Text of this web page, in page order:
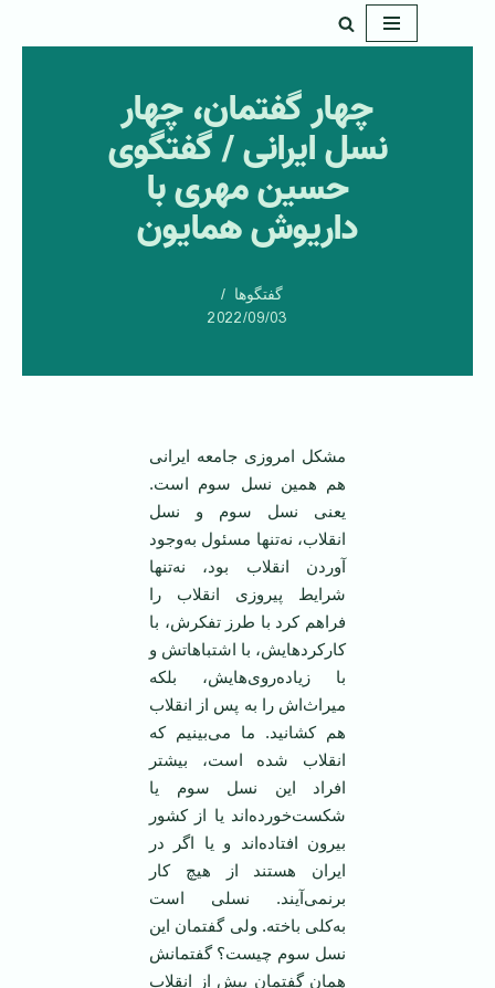
چهار گفتمان، چهار
نسل ایرانی / گفتگوی
حسین مهری با
داریوش همایون
گفتگوها
2022/09/03
مشکل امروزی جامعه ایرانی
هم همین نسل سوم است.
یعنی نسل سوم و نسل
انقلاب، نه‌تنها مسئول به‌وجود
آوردن انقلاب بود، نه‌تنها
شرایط پیروزی انقلاب را
فراهم کرد با طرز تفکرش، با
کارکرد‌هایش، با اشتباهاتش و
با زیاده‌روی‌هایش، بلکه
میراث‌اش را به پس از انقلاب
هم کشانید. ما می‌بینیم که
انقلاب شده است، بیشتر
افراد این نسل سوم یا
شکست‌خورده‌اند یا از کشور
بیرون افتاده‌اند و یا اگر در
ایران هستند از هیچ کار
برنمی‌آیند. نسلی است
به‌کلی باخته. ولی گفتمان این
نسل سوم چیست؟ گفتمانش‌‌
همان گفتمان پیش از انقلاب